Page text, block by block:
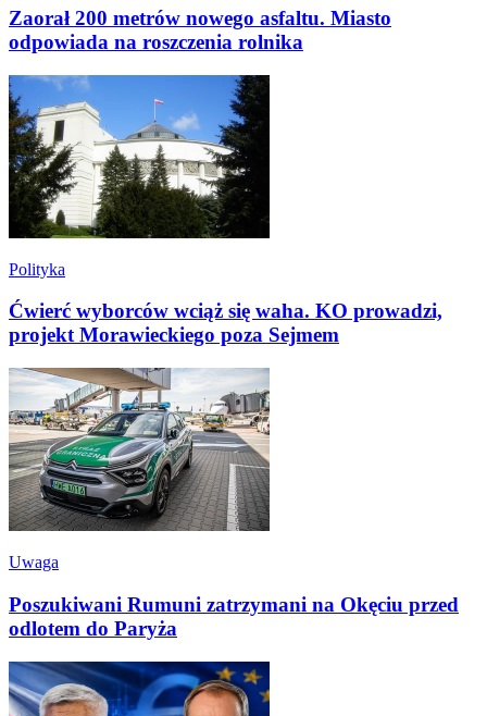
Zaorał 200 metrów nowego asfaltu. Miasto
odpowiada na roszczenia rolnika
Polityka
Ćwierć wyborców wciąż się waha. KO prowadzi,
projekt Morawieckiego poza Sejmem
Uwaga
Poszukiwani Rumuni zatrzymani na Okęciu przed
odlotem do Paryża